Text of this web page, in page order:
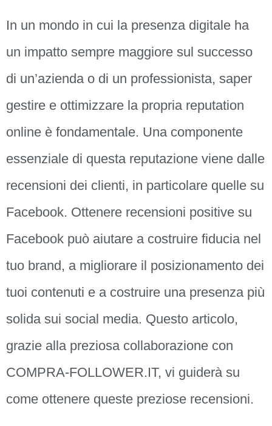
In un mondo in cui la presenza digitale ha
un impatto sempre maggiore sul successo
di un’azienda o di un professionista, saper
gestire e ottimizzare la propria reputation
online è fondamentale. Una componente
essenziale di questa reputazione viene dalle
recensioni dei clienti, in particolare quelle su
Facebook. Ottenere recensioni positive su
Facebook può aiutare a costruire fiducia nel
tuo brand, a migliorare il posizionamento dei
tuoi contenuti e a costruire una presenza più
solida sui social media. Questo articolo,
grazie alla preziosa collaborazione con
COMPRA-FOLLOWER.IT, vi guiderà su
come ottenere queste preziose recensioni.